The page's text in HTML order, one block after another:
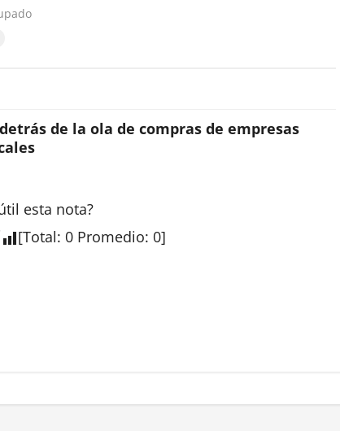
de la ola de compras de empresas
esta nota?
[Total: 0 Promedio: 0]